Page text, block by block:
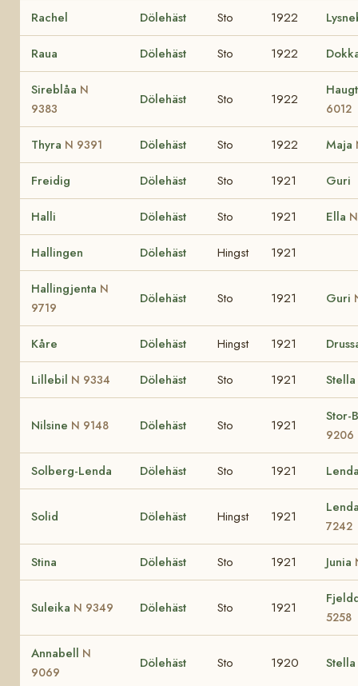
Rachel Dölehäst Sto 1922
Raua Dölehäst Sto 1922
Sireblåa N
9383
Dölehäst Sto 1922
6012
Thyra N 9391 Dölehäst Sto 1922 Maja
Freidig Dölehäst Sto 1921 Guri
Halli Dölehäst Sto 1921 Ella
Hallingen Dölehäst Hingst 1921
Hallingjenta N
9719
Dölehäst Sto 1921 Guri
Kåre Dölehäst Hingst 1921
Lillebil N 9334 Dölehäst Sto 1921 Stella
Nilsine N 9148 Dölehäst Sto 1921
Stor-
9206
Solberg-Lenda Dölehäst Sto 1921
Solid Dölehäst Hingst 1921
7242
Stina Dölehäst Sto 1921 Junia
Suleika N 9349 Dölehäst Sto 1921
5258
Annabell N
9069
Dölehäst Sto 1920 Stella